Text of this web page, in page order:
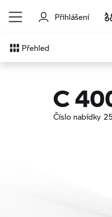
Přejít na hlavní obsah
Přihlášení
Přehled
C
Číslo nabídky